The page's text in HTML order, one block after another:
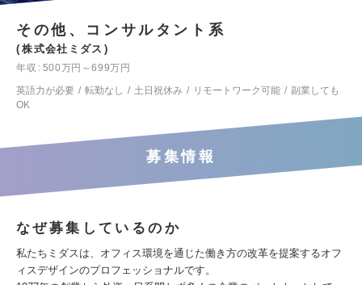
その他、コンサルタント系
株式会社ミダス
年収
500万円～699万円
英語力が必要
転勤なし 土日祝休み リモートワーク可能
副業しても
OK
募集情報
なぜ募集しているのか
私たちミダスは、オフィス環境を通じた働き方の改革を提案するオフ
ィスデザインのプロフェッショナルです。